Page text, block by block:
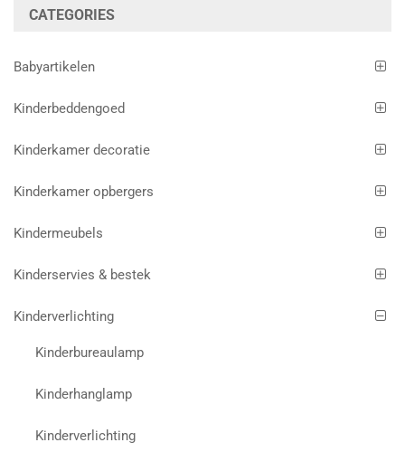
CATEGORIES
Babyartikelen
Kinderbeddengoed
Kinderkamer decoratie
Kinderkamer opbergers
Kindermeubels
Kinderservies & bestek
Kinderverlichting
Kinderbureaulamp
Kinderhanglamp
Kinderverlichting